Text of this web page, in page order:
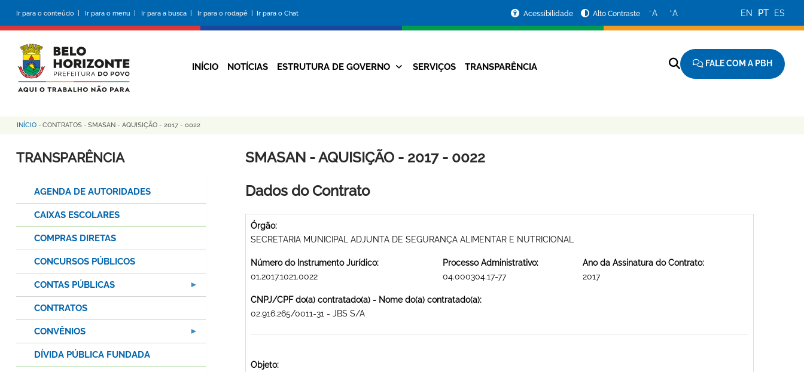
conteúdo
principal
Ir para o conteúdo | Ir para o menu | Ir para a busca | Ir para o rodapé | Ir para o Chat
da
Prefeitura
Acessibilidade Alto Contraste −A +A EN PT ES
Navegação
INÍCIO NOTÍCIAS ESTRUTURA DE GOVERNO SERVIÇOS TRANSPARÊNCIA FALE COM A PBH
Trilha
de
INÍCIO - CONTRATOS - SMASAN - AQUISIÇÃO - 2017 - 0022
SMASAN - AQUISIÇÃO - 2017 - 0022
Dados do Contrato
Órgão:
SECRETARIA MUNICIPAL ADJUNTA DE SEGURANÇA ALIMENTAR E NUTRICIONAL
Número do Instrumento Jurídico:
01.2017.1021.0022
Processo Administrativo:
04.000304.17-77
Ano da Assinatura do Contrato:
2017
CNPJ/CPF do(a) contratado(a) - Nome do(a) contratado(a):
02.916.265/0011-31 - JBS S/A
Objeto:
TRANSPARÊNCIA
AGENDA DE AUTORIDADES
CAIXAS ESCOLARES
COMPRAS DIRETAS
CONCURSOS PÚBLICOS
CONTAS PÚBLICAS
CONTRATOS
CONVÊNIOS
DÍVIDA PÚBLICA FUNDADA